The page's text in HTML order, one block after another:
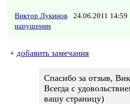
Виктор Лукинов 24.06.2011 14:59
нарушении
+ добавить замечания
Спасибо за отзыв,
Всегда с
вашу страницу)